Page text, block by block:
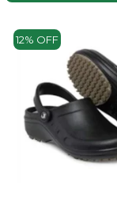
12% OFF